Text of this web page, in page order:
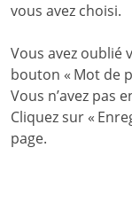
vous avez choisi.
Vous avez oublié
bouton « Mot de
Vous n’avez pas
Cliquez sur «
page.